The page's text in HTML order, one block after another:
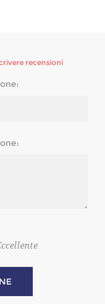
recensioni